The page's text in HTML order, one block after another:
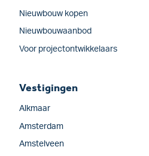
Nieuwbouw kopen
Nieuwbouwaanbod
Voor projectontwikkelaars
Vestigingen
Alkmaar
Amsterdam
Amstelveen